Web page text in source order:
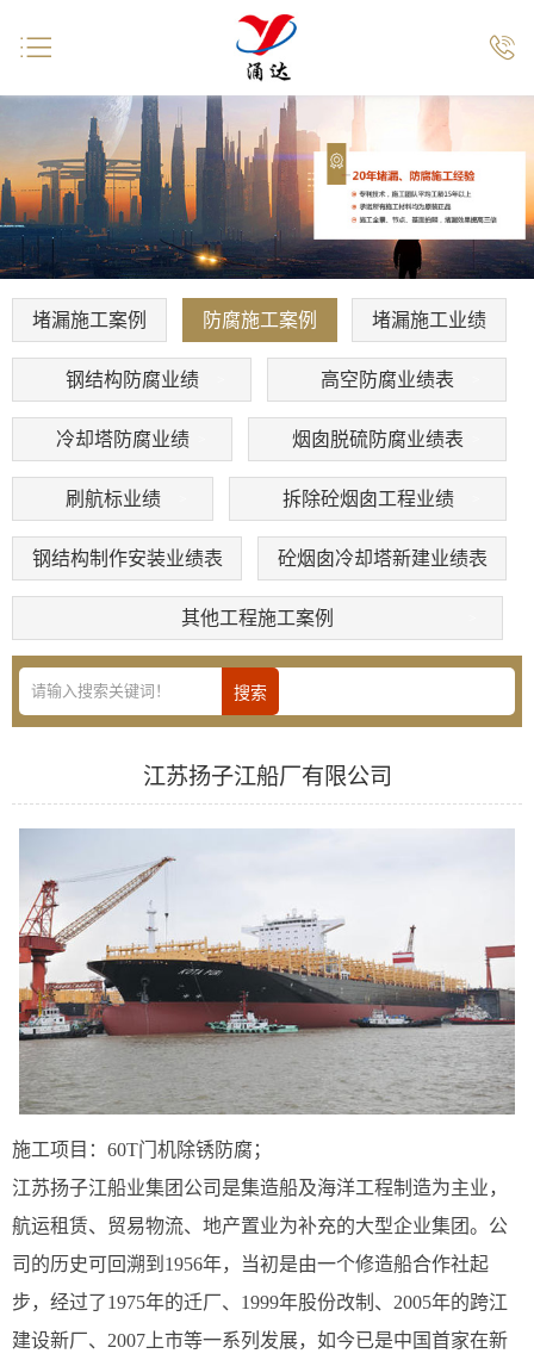
堵漏施工案例 防腐施工案例 堵漏施工业绩
钢结构防腐业绩 高空防腐业绩表
冷却塔防腐业绩 烟囱脱硫防腐业绩表
刷航标业绩 拆除砼烟囱工程业绩
钢结构制作安装业绩表 砼烟囱冷却塔新建业绩表
其他工程施工案例
江苏扬子江船厂有限公司
施工项目：60T门机除锈防腐；
江苏扬子江船业集团公司是集造船及海洋工程制造为主业，
航运租赁、贸易物流、地产置业为补充的大型企业集团。公
司的历史可回溯到1956年，当初是由一个修造船合作社起
步，经过了1975年的迁厂、1999年股份改制、2005年的跨江
建设新厂、2007上市等一系列发展，如今已是中国首家在新
 